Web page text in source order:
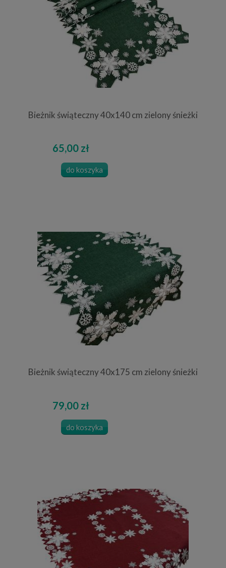
Bieżnik świąteczny 40x140 cm zielony śnieżki
65,00 zł
do koszyka
Bieżnik świąteczny 40x175 cm zielony śnieżki
79,00 zł
do koszyka